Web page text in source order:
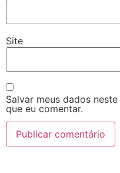
Site
Salvar meus dados
que eu comentar.